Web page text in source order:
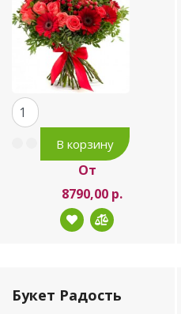
От
8790,00 р.
Букет Радость